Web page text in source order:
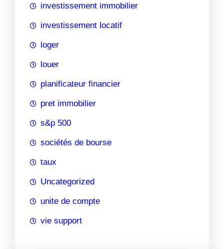
investissement immobilier
investissement locatif
loger
louer
planificateur financier
pret immobilier
s&p 500
sociétés de bourse
taux
Uncategorized
unite de compte
vie support